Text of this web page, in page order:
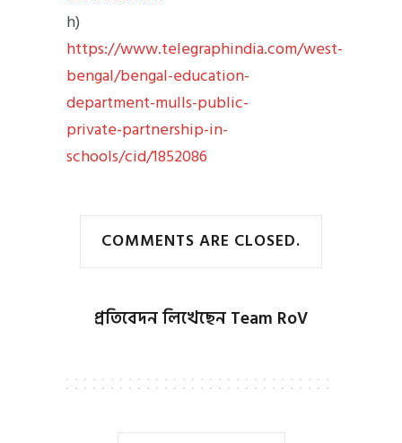
h)
https://www.telegraphindia.com/west-
bengal/bengal-education-
department-mulls-public-
private-partnership-in-
schools/cid/1852086
COMMENTS ARE CLOSED.
প্রতিবেদন লিখেছেনTeam RoV